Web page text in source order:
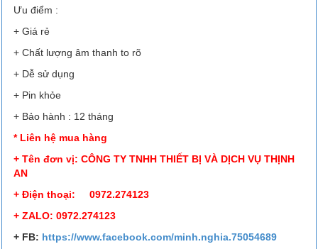
Ưu điểm :
+ Giá rẻ
+ Chất lượng âm thanh to rõ
+ Dễ sử dụng
+ Pin khỏe
+ Bảo hành : 12 tháng
* Liên hệ mua hàng
+ Tên đơn vị: CÔNG TY TNHH THIẾT BỊ VÀ DỊCH VỤ THỊNH
AN
+ Điện thoại: 0972.274123
+ ZALO: 0972.274123
+ FB: https://www.facebook.com/minh.nghia.75054689